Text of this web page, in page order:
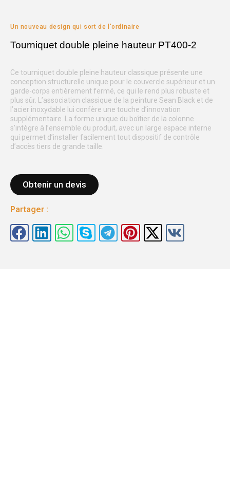
Un nouveau design qui sort de l'ordinaire
Tourniquet double pleine hauteur PT400-2
Ce tourniquet double pleine hauteur classique présente une
conception structurelle unique pour le couvercle supérieur et un
garde-corps entièrement fermé, ce qui le rend plus robuste et
plus sûr. L’association classique de la peinture Sean Black et de
l’acier inoxydable lui confère une touche d’innovation
supplémentaire. La forme unique du boîtier de la colonne
s’intègre à l’ensemble du produit, avec un large espace interne
qui permet d’installer facilement tout dispositif de contrôle
d’accès tiers de grande taille.
Obtenir un devis
Partager :